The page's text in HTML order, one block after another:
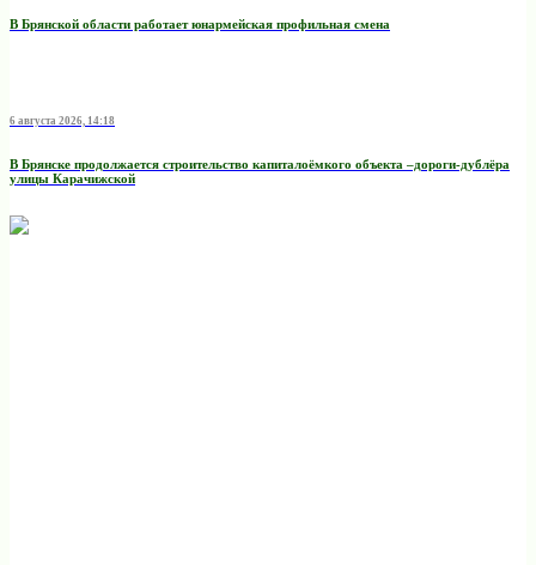
В Брянской области работает юнармейская профильная смена
6 августа 2026, 14:18
В Брянске продолжается строительство капиталоёмкого объекта –дороги-дублёра
улицы Карачижской